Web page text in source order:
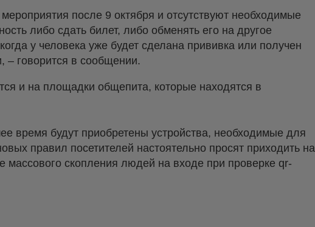
после 9 октября и отсутствуют необходимые
либо сдать билет, либо обменять его на другое
у человека уже будет сделана прививка или получен
– говорится в сообщении.
и на площадки общепита, которые находятся в
время будут приобретены устройства, необходимые для
правил посетителей настоятельно просят приходить на
массового скопления людей на входе при проверке qr-